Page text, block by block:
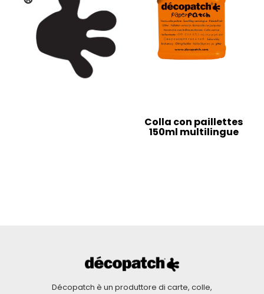
Colla con paillettes
150ml multilingue
Décopatch è un produttore di carte, colle,